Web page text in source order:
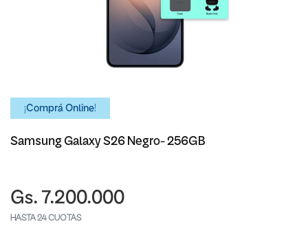
¡Comprá Online!
Samsung Galaxy S26 Negro- 256GB
Gs. 7.200.000
HASTA 24 CUOTAS